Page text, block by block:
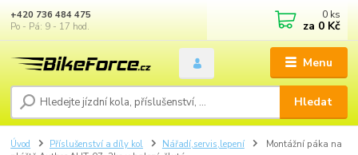
Menu
Hledat
+420 736 484 475
Po - Pá: 9 - 17 hod.
0 ks
za 0 Kč
Úvod Příslušenství a díly kol Nářadí,servis,lepení
Montážní páka na